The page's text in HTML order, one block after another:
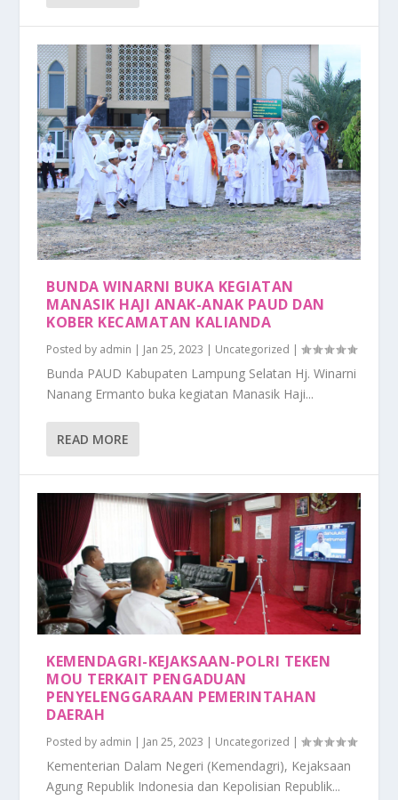
BUNDA WINARNI BUKA KEGIATAN
MANASIK HAJI ANAK-ANAK PAUD DAN
KOBER KECAMATAN KALIANDA
Posted by admin | Jan 25, 2023 | Uncategorized |
Bunda PAUD Kabupaten Lampung Selatan Hj. Winarni
Nanang Ermanto buka kegiatan Manasik Haji...
READ MORE
KEMENDAGRI-KEJAKSAAN-POLRI TEKEN
MOU TERKAIT PENGADUAN
PENYELENGGARAAN PEMERINTAHAN
DAERAH
Posted by admin | Jan 25, 2023 | Uncategorized |
Kementerian Dalam Negeri (Kemendagri), Kejaksaan
Agung Republik Indonesia dan Kepolisian Republik...